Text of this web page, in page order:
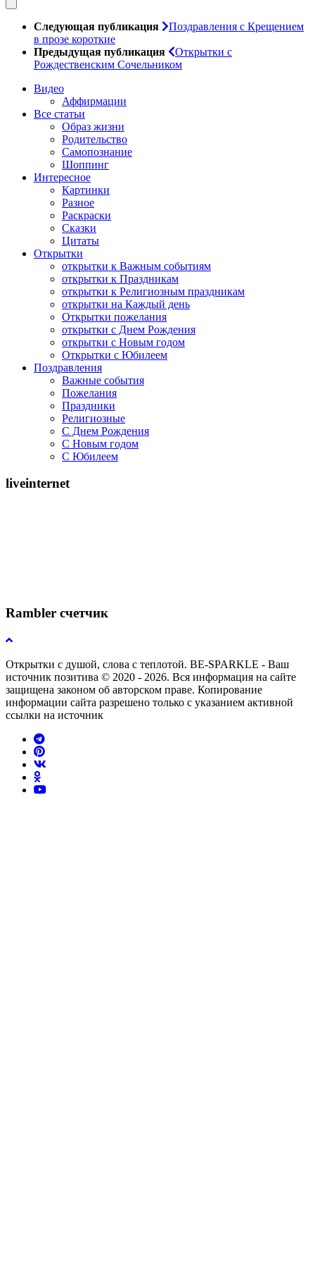
Следующая публикация
Поздравления с Крещением
в прозе короткие
Предыдущая публикация
Открытки с
Рождественским Сочельником
Видео
Аффирмации
Все статьи
Образ жизни
Родительство
Самопознание
Шоппинг
Интересное
Картинки
Разное
Раскраски
Сказки
Цитаты
Открытки
открытки к Важным событиям
открытки к Праздникам
открытки к Религиозным праздникам
открытки на Каждый день
Открытки пожелания
открытки с Днем Рождения
открытки с Новым годом
Открытки с Юбилеем
Поздравления
Важные события
Пожелания
Праздники
Религиозные
С Днем Рождения
С Новым годом
С Юбилеем
liveinternet
Rambler счетчик
Открытки с душой, слова с теплотой. BE-SPARKLE - Ваш
источник позитива © 2020 - 2026. Вся информация на сайте
защищена законом об авторском праве. Копирование
информации сайта разрешено только с указанием активной
ссылки на источник